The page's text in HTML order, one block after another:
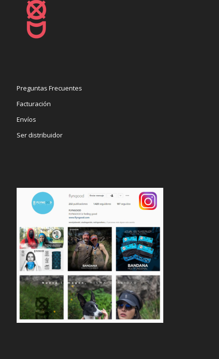
Preguntas Frecuentes
Facturación
Envíos
Ser distribuidor